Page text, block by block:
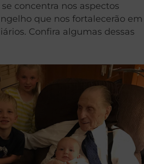
se concentra nos aspectos
que nos fortalecerão em
Confira algumas dessas